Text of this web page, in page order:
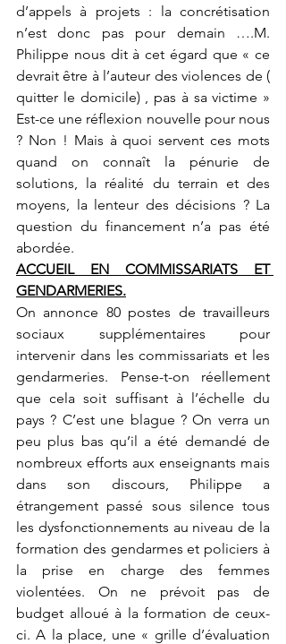
d’appels à projets : la concrétisation
n’est donc pas pour demain ….M.
Philippe nous dit à cet égard que « ce
devrait être à l’auteur des violences de (
quitter le domicile) , pas à sa victime »
Est-ce une réflexion nouvelle pour nous
? Non ! Mais à quoi servent ces mots
quand on connaît la pénurie de
solutions, la réalité du terrain et des
moyens, la lenteur des décisions ? La
question du financement n’a pas été
abordée.
ACCUEIL EN COMMISSARIATS ET
GENDARMERIES.
On annonce 80 postes de travailleurs
sociaux supplémentaires pour
intervenir dans les commissariats et les
gendarmeries. Pense-t-on réellement
que cela soit suffisant à l’échelle du
pays ? C’est une blague ? On verra un
peu plus bas qu’il a été demandé de
nombreux efforts aux enseignants mais
dans son discours, Philippe a
étrangement passé sous silence tous
les dysfonctionnements au niveau de la
formation des gendarmes et policiers à
la prise en charge des femmes
violentées. On ne prévoit pas de
budget alloué à la formation de ceux-
ci. A la place, une « grille d’évaluation